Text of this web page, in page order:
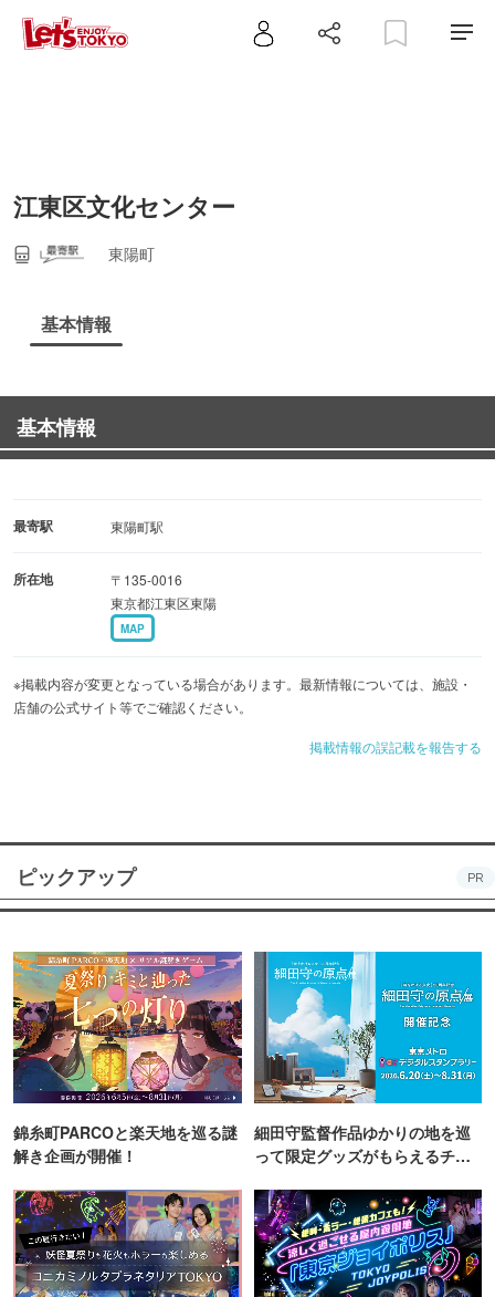
江東区文化センター
東陽町
基本情報
基本情報
最寄駅 東陽町駅
所在地
〒135-0016
東京都江東区東陽
MAP
※掲載内容が変更となっている場合があります。最新情報については、施設・
店舗の公式サイト等でご確認ください。
掲載情報の誤記載を報告する
ピックアップ PR
錦糸町PARCOと楽天地を巡る謎
解き企画が開催！
細田守監督作品ゆかりの地を巡
って限定グッズがもらえるチャ